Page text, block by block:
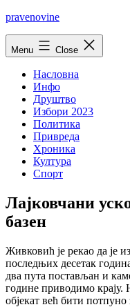
Skip
pravenovine
Menu Close
Насловна
Инфо
Друштво
Избори 2023
Политика
Привреда
Хроника
Култура
Спорт
Лајковчани
базен
Живковић је рекао да је
последњих десетак
два пута постављан и
године приводимо крају.
објекат већ бити потпуно